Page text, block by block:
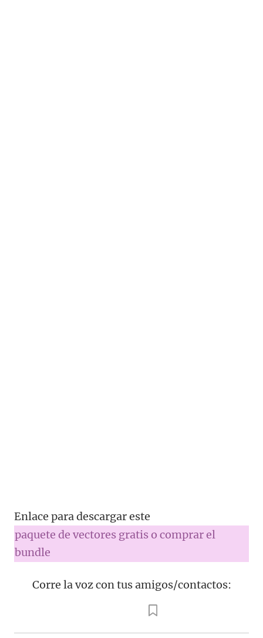
Enlace para descargar este
paquete de vectores gratis o comprar el
bundle
Corre la voz con tus amigos/contactos: